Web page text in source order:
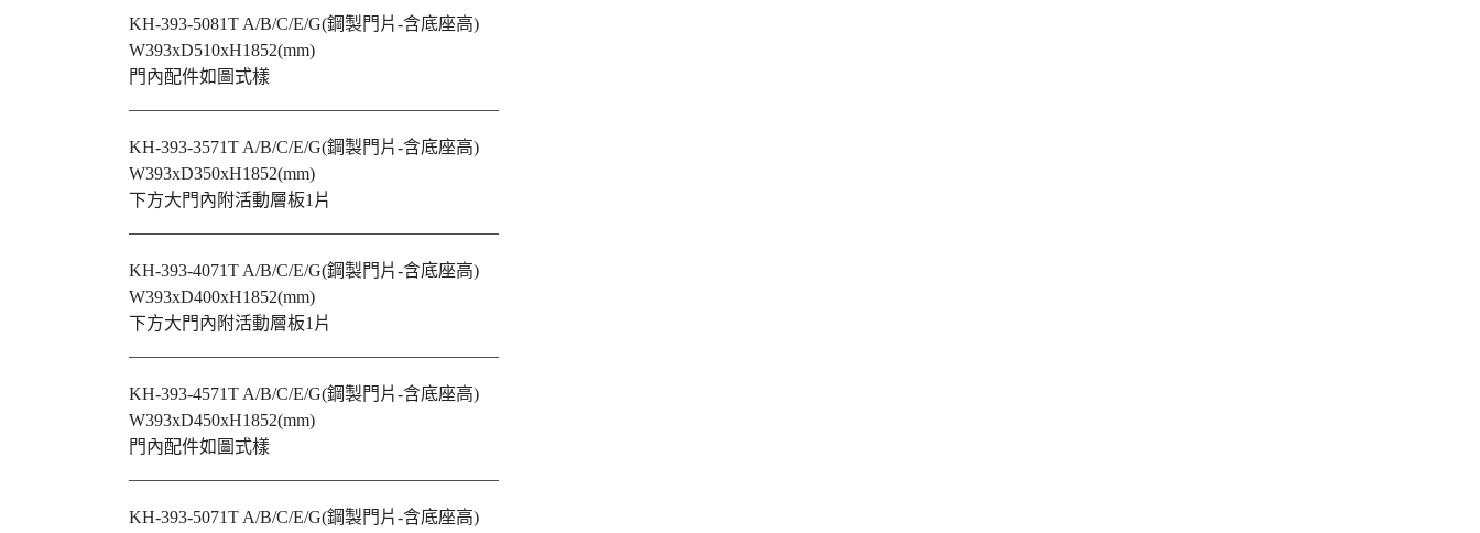
KH-393-5081T A/B/C/E/G(鋼製門片-含底座高)
W393xD510xH1852(mm)
門內配件如圖式樣
KH-393-3571T A/B/C/E/G(鋼製門片-含底座高)
W393xD350xH1852(mm)
下方大門內附活動層板1片
KH-393-4071T A/B/C/E/G(鋼製門片-含底座高)
W393xD400xH1852(mm)
下方大門內附活動層板1片
KH-393-4571T A/B/C/E/G(鋼製門片-含底座高)
W393xD450xH1852(mm)
門內配件如圖式樣
KH-393-5071T A/B/C/E/G(鋼製門片-含底座高)